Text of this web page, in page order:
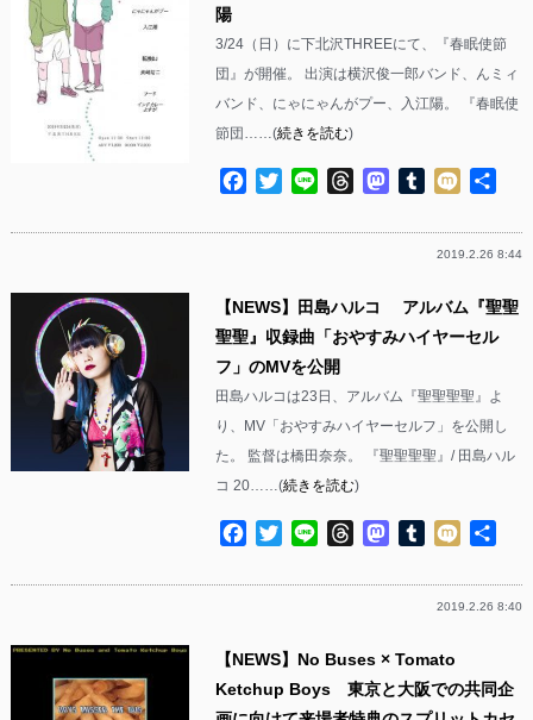
陽
3/24（日）に下北沢THREEにて、『春眠使節
団』が開催。 出演は横沢俊一郎バンド、んミィ
バンド、にゃにゃんがプー、入江陽。 『春眠使
節団……(続きを読む)
Facebook
TwitterLine ThreadsMastodon
Tumblr
Mixi
2019.2.26 8:44
【NEWS】田島ハルコ アルバム『聖聖
聖聖』収録曲「おやすみハイヤーセル
フ」のMVを公開
田島ハルコは23日、アルバム『聖聖聖聖』よ
り、MV「おやすみハイヤーセルフ」を公開し
た。 監督は橋田奈奈。 『聖聖聖聖』/ 田島ハル
コ 20……(続きを読む)
Facebook
TwitterLine ThreadsMastodon
Tumblr
Mixi
2019.2.26 8:40
【NEWS】No Buses × Tomato
Ketchup Boys 東京と大阪での共同企